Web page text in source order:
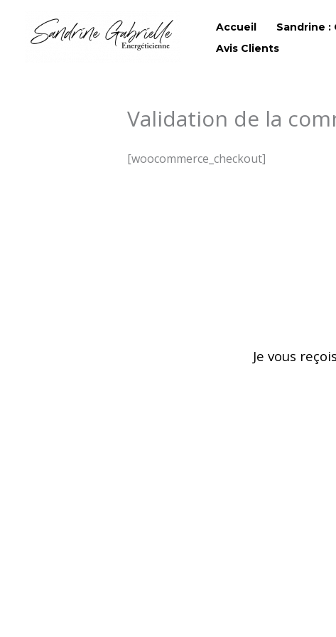
contenu
Accueil Sandrine :
Avis Clients
Validation de la
[woocommerce_checkout]
Je vous